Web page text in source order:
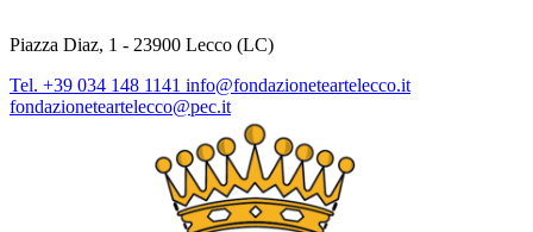
Piazza Diaz, 1 - 23900 Lecco (LC)
Tel. +39 034 148 1141 info@fondazioneteartelecco.it
fondazioneteartelecco@pec.it